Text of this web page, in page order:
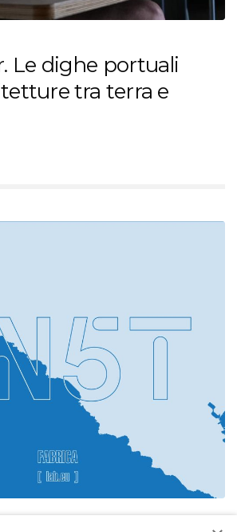
Le dighe portuali
tra terra e